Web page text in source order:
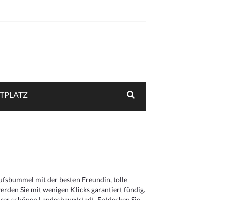
mit der besten Freundin, tolle
Sie mit wenigen Klicks garantiert fündig.